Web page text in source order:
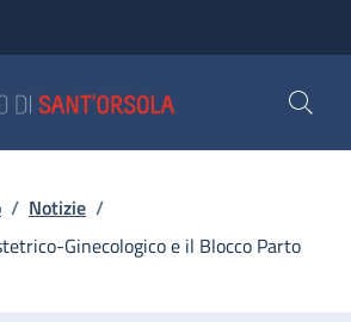
/ Notizie /
Ginecologico e il Blocco Parto